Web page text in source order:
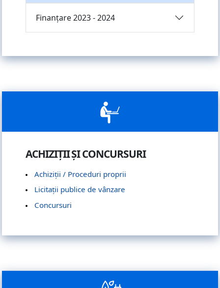
Finanțare 2023 - 2024
ACHIZIȚII ȘI CONCURSURI
Achiziții / Proceduri proprii
Licitații publice de vânzare
Concursuri